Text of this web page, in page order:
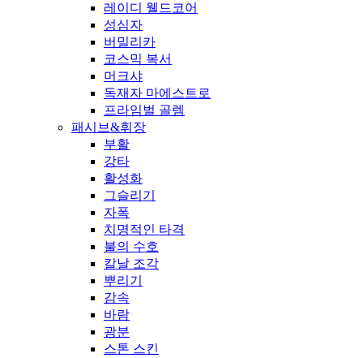
레이디 웰드코어
성심자
버밀리카
코스믹 복서
머크샤
독재자 마에스트로
프라임벌 골렘
패시브&휘장
부활
강타
활성화
그슬리기
자폭
치명적인 타격
불의 수호
칼날 조각
뿌리기
감속
바람
광분
스톤 스킨